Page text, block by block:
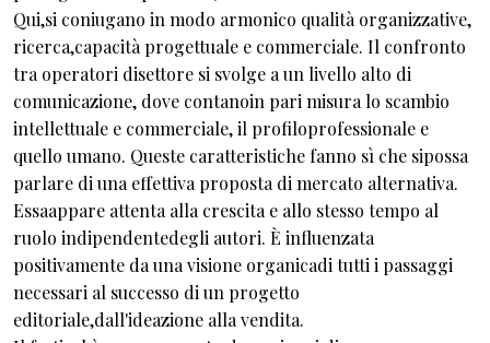
Qui,si coniugano in modo armonico qualità organizzative,
ricerca,capacità progettuale e commerciale. Il confronto
tra operatori disettore si svolge a un livello alto di
comunicazione, dove contanoin pari misura lo scambio
intellettuale e commerciale, il profiloprofessionale e
quello umano. Queste caratteristiche fanno sì che sipossa
parlare di una effettiva proposta di mercato alternativa.
Essaappare attenta alla crescita e allo stesso tempo al
ruolo indipendentedegli autori. È influenzata
positivamente da una visione organicadi tutti i passaggi
necessari al successo di un progetto
editoriale,dall'ideazione alla vendita.